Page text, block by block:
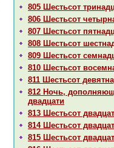
805 Шестьсот
806 Шестьсот
807 Шестьсот
808 Шестьсот
809 Шестьсот
810 Шестьсот
811 Шестьсот
812 Ночь,
двадцати
813 Шестьсот
814 Шестьсот
815 Шестьсот